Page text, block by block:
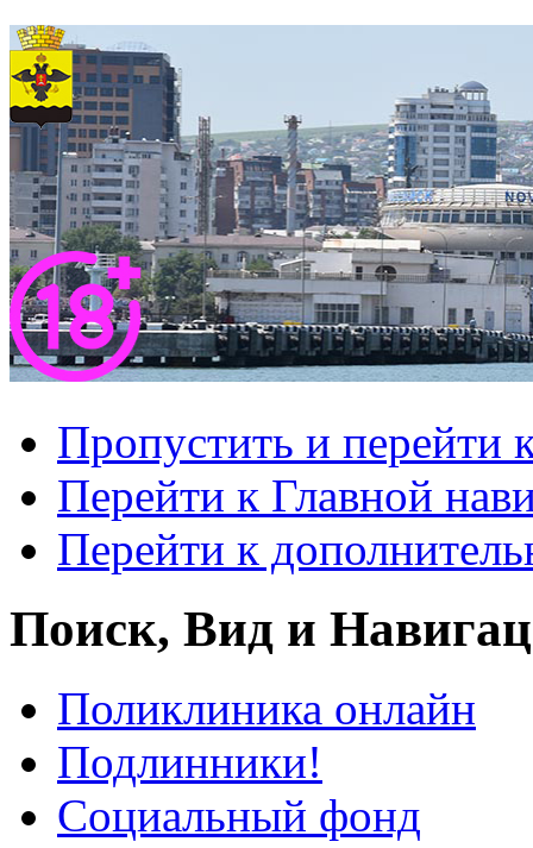
Пропустить и перейти
Перейти к Главной
Перейти к
Поиск, Вид и
Поликлиника онлайн
Подлинники!
Социальный фонд